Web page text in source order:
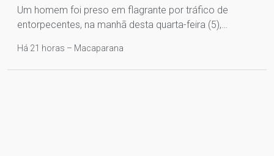
Um homem foi preso em flagrante por tráfico de
entorpecentes, na manhã desta quarta-feira (5),…
Há 21 horas – Macaparana